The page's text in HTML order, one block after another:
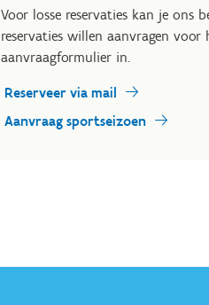
Voor losse reservaties kan je ons
reservaties willen aanvragen
aanvraagformulier in.
Reserveer via mail
Aanvraag sportseizoen